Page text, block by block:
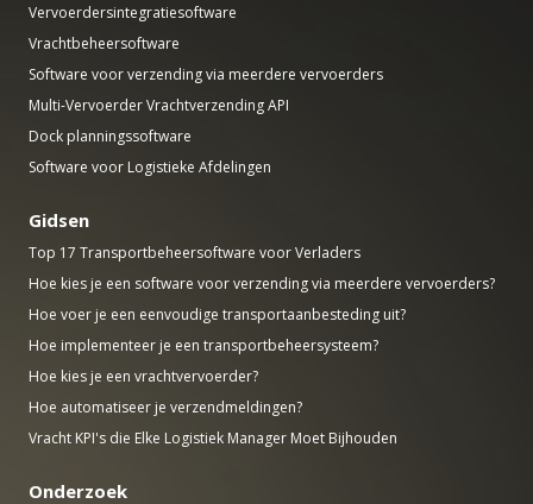
Vervoerdersintegratiesoftware
Vrachtbeheersoftware
Software voor verzending via meerdere vervoerders
Multi-Vervoerder Vrachtverzending API
Dock planningssoftware
Software voor Logistieke Afdelingen
Gidsen
Top 17 Transportbeheersoftware voor Verladers
Hoe kies je een software voor verzending via meerdere vervoerders?
Hoe voer je een eenvoudige transportaanbesteding uit?
Hoe implementeer je een transportbeheersysteem?
Hoe kies je een vrachtvervoerder?
Hoe automatiseer je verzendmeldingen?
Vracht KPI's die Elke Logistiek Manager Moet Bijhouden
Onderzoek